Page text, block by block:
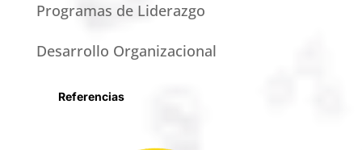
Programas de Liderazgo
Desarrollo Organizacional
Referencias